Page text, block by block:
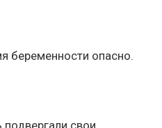
беременности опасно.